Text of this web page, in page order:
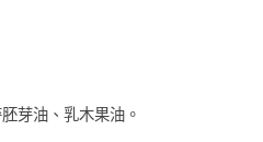
芽油、乳木果油。